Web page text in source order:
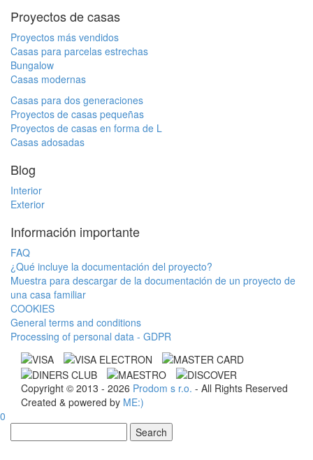
Proyectos de casas
Proyectos más vendidos
Casas para parcelas estrechas
Bungalow
Casas modernas
Casas para dos generaciones
Proyectos de casas pequeñas
Proyectos de casas en forma de L
Casas adosadas
Blog
Interior
Exterior
Información importante
FAQ
¿Qué incluye la documentación del proyecto?
Muestra para descargar de la documentación de un proyecto de
una casa familiar
COOKIES
General terms and conditions
Processing of personal data - GDPR
Copyright © 2013 - 2026 Prodom s r.o. - All Rights Reserved
Created & powered by ME:)
0